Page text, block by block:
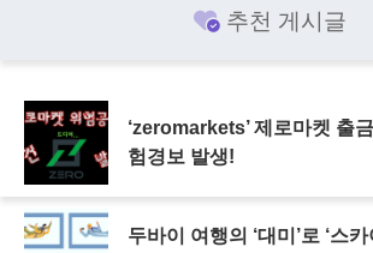
추천 게시글
‘zeromarkets’ 제로마켓 출
험경보 발생!
두바이 여행의 ‘대미’로 ‘스